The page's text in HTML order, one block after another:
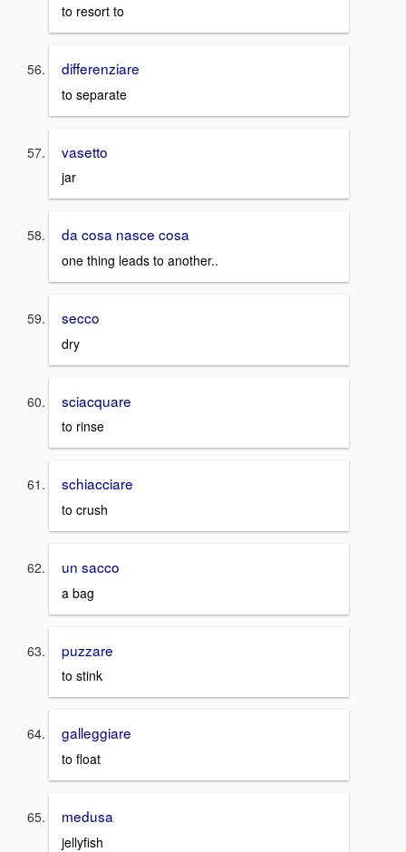
to resort to
differenziare
to separate
vasetto
jar
da cosa nasce cosa
one thing leads to another..
secco
dry
sciacquare
to rinse
schiacciare
to crush
un sacco
a bag
puzzare
to stink
galleggiare
to float
medusa
jellyfish